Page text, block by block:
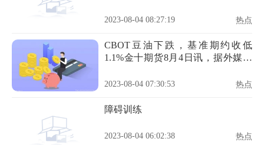
2023-08-04 08:27:19 热点
CBOT豆油下跌，基准期约收低
1.1%金十期货8月4日讯，据外媒报
（CBOT）豆油期货市场收盘下
原因是中西部的降雨改善，马来西
2023-08-04 07:30:53 热点
障碍训练
2023-08-04 06:02:38 热点